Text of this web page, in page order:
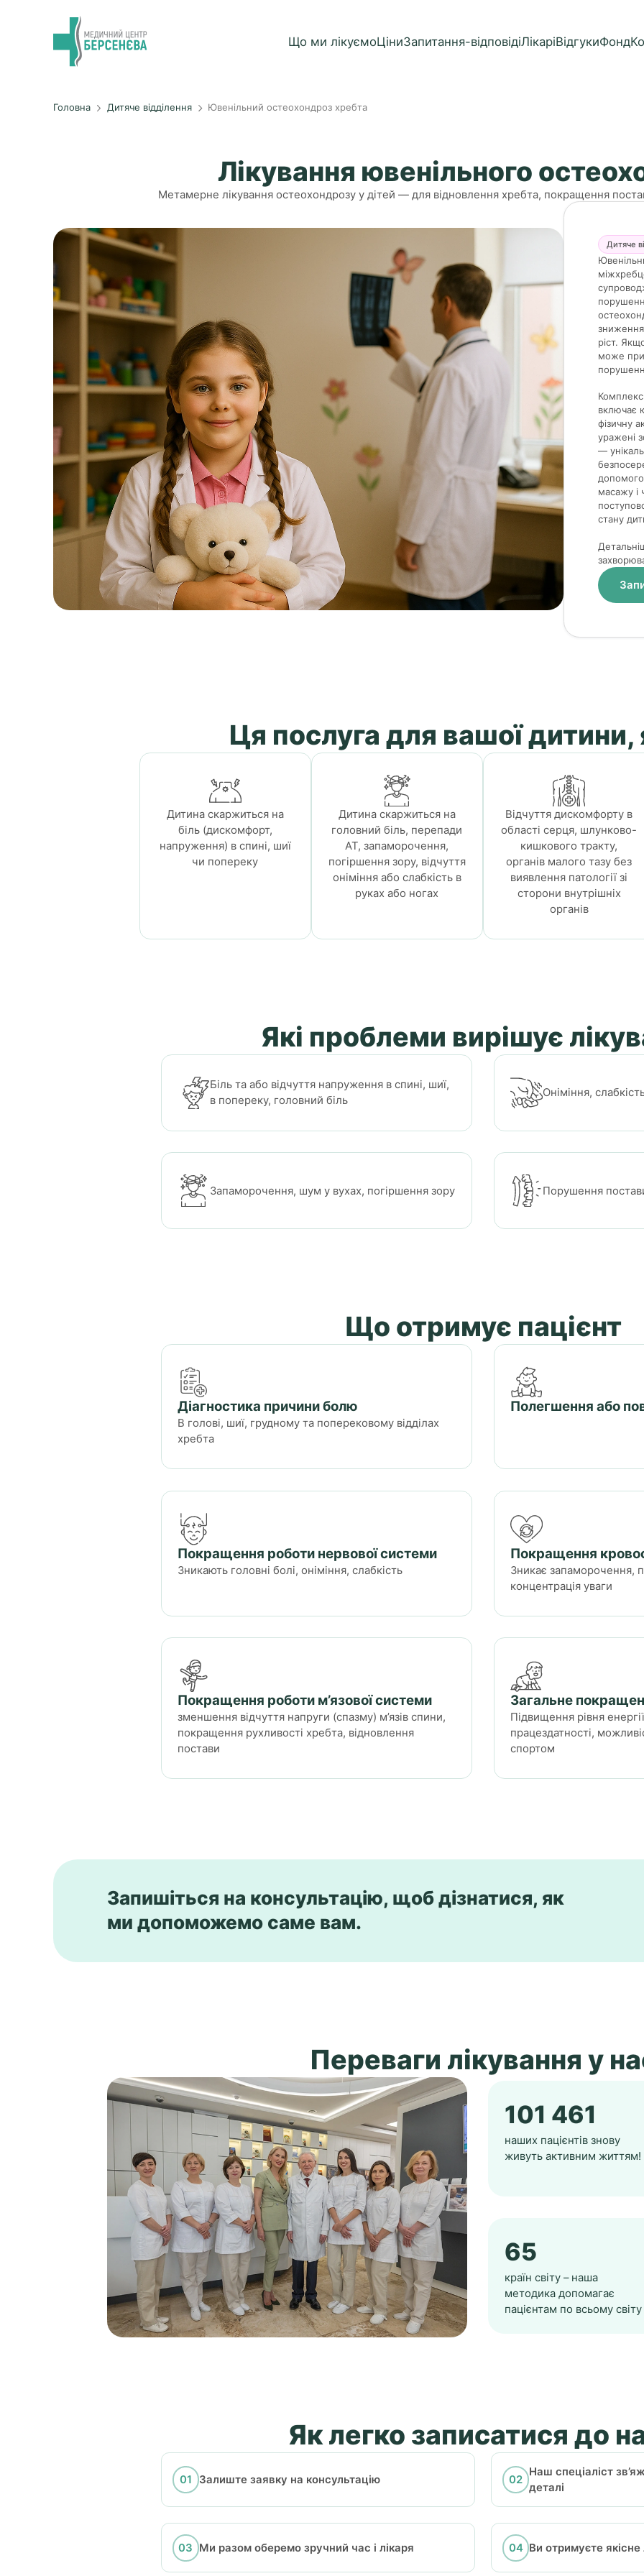
Що ми лікуємоЦіниЗапитання-відповідіЛікаріВідгукиФонд
Головна Дитяче відділення Ювенільний остеохондроз хребта
Лікування ювенільного
Метамерне лікування остеохондрозу у дітей — для відновлення хребта, покращення
Дитяче
зниження
ріст.
може
включає
фізичну
уражені
—
масажу і
стану
Ця послуга для вашої
Дитина скаржиться на
біль (дискомфорт,
напруження) в спині, шиї
чи попереку
Дитина скаржиться на
головний біль, перепади
АТ, запаморочення,
погіршення зору, відчуття
оніміння або слабкість в
руках або ногах
Відчуття дискомфорту в
області серця, шлунково-
кишкового тракту,
органів малого тазу без
виявлення патології зі
сторони внутрішніх
органів
Які проблеми вирішує
Біль та або відчуття напруження в спині, шиї,
в попереку, головний біль
Оніміння,
Запаморочення, шум у вухах, погіршення зору Порушення
Що отримує пацієнт
Діагностика причини болю
В голові, шиї, грудному та поперековому відділах
хребта
Полегшення або
Покращення роботи нервової системи
Зникають головні болі, оніміння, слабкість
Покращення
Зникає запаморочення,
концентрація уваги
Покращення роботи м’язової системи
зменшення відчуття напруги (спазму) м’язів спини,
покращення рухливості хребта, відновлення
постави
Загальне
Підвищення рівня
працездатності,
спортом
Запишіться на консультацію, щоб дізнатися, як
ми допоможемо саме вам.
Переваги лікування у
101 461
наших пацієнтів знову
живуть активним життям!
65
країн світу – наша
методика допомагає
пацієнтам по всьому світу
Як легко записатися до
Залиште заявку на консультацію
Наш спеціаліст
деталі
Ми разом оберемо зручний час і лікаря Ви отримуєте